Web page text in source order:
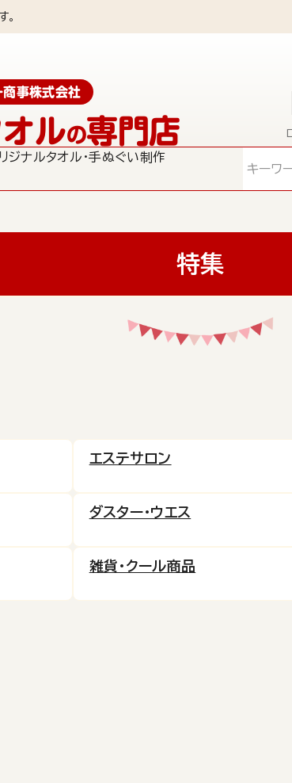
。
商事株式会社
ルの専門店
ジナルタオル・手ぬぐい制作
特集
エステサロン
ダスター・ウエス
雑貨・クール商品